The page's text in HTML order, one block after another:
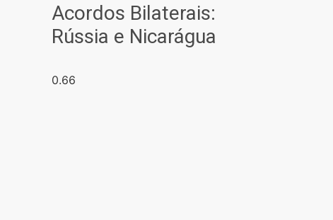
Acordos Bilaterais:
Rússia e Nicarágua